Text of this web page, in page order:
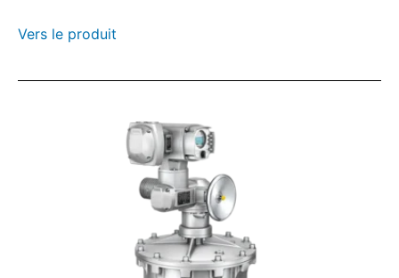
Vers le produit